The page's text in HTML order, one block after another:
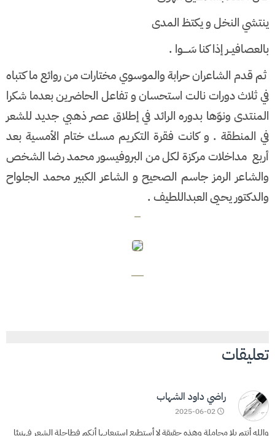
ينتشي النخل و يكتظ المدى
بالعصافيــر إذا كنا سَــــوا .
ثم قدم الشاعران حرابة والموسوي مختارات من روائع ما كتباه
في ثلاث دورات نالت استحسان و تفاعل الحاضرين بعدما شكرا
المنتدى ونوّها بدوره الرائد في إطلاق عصر ذهبي جديد للشعر
في المنطقة . و كانت فقرة التكريم مسك ختام الأمسية بعد
أربع مداخلات مركزة لكل من البروفيسور محمد رضا الشخص
والشاعر الرمز جاسم الصحيح و الشاعر الكبير محمد الجلواح
والدكتور يحيى العبداللطيف .
تعليقات
راضي داود الشهاب
2025-06-02
والله أنتم بلا مجاملة وهذه حقيقة لا أستطيع إستيعابها أنكم فطاحلة الشعر فهنيئا